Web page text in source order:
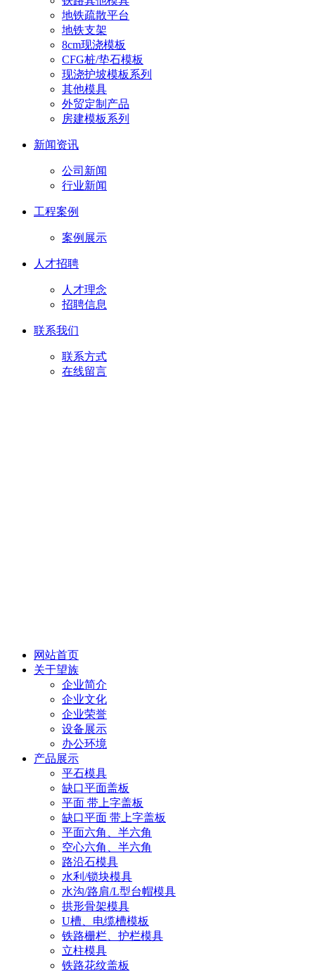
地铁疏散平台
地铁支架
8cm现浇模板
CFG桩/垫石模板
现浇护坡模板系列
其他模具
外贸定制产品
房建模板系列
新闻资讯
公司新闻
行业新闻
工程案例
案例展示
人才招聘
人才理念
招聘信息
联系我们
联系方式
在线留言
网站首页
关于望族
企业简介
企业文化
企业荣誉
设备展示
办公环境
产品展示
平石模具
缺口平面盖板
平面 带上字盖板
缺口平面 带上字盖板
平面六角、半六角
空心六角、半六角
路沿石模具
水利/锁块模具
水沟/路肩/L型台帽模具
拱形骨架模具
U槽、电缆槽模板
铁路栅栏、护栏模具
立柱模具
铁路花纹盖板